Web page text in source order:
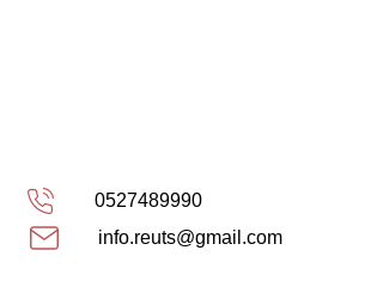
0527489990
info.reuts@gmail.com